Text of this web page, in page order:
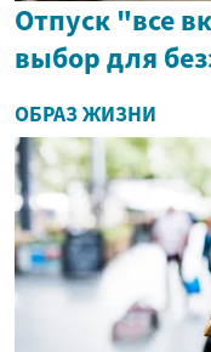
Отпуск "все
выбор для
ОБРАЗ ЖИЗНИ